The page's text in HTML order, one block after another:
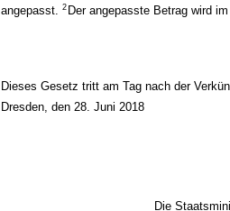
angepasst.2 Der angepasste Betrag wird
Dieses Gesetz tritt am Tag nach der
Dresden, den 28. Juni 2018
Die